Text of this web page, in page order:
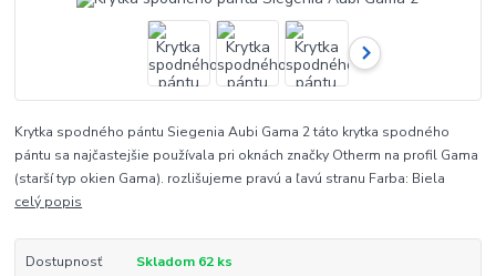
Krytka spodného pántu Siegenia Aubi Gama 2 táto krytka spodného
pántu sa najčastejšie používala pri oknách značky Otherm na profil Gama
(starší typ okien Gama). rozlišujeme pravú a ľavú stranu Farba: Biela
celý popis
Dostupnosť
Skladom 62 ks